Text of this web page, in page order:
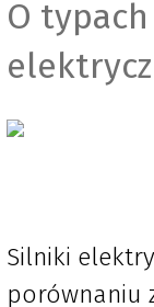
O
Silniki
porównaniu